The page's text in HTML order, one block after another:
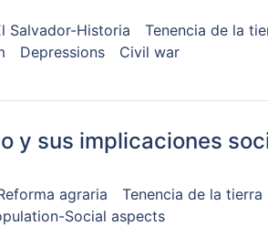
Salvador-Historia Tenencia de la
Depressions Civil war
y sus implicaciones
agraria Tenencia de la tierra
Social aspects